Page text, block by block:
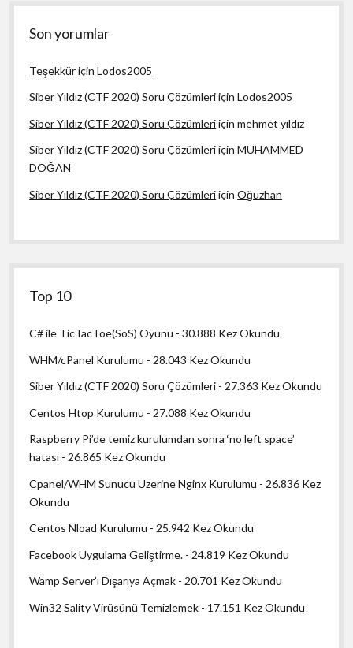
Son yorumlar
TeşekküriçinLodos2005
Siber Yıldız (CTF 2020) Soru ÇözümleriiçinLodos2005
Siber Yıldız (CTF 2020) Soru Çözümleriiçinmehmet yıldız
Siber Yıldız (CTF 2020) Soru ÇözümleriiçinMUHAMMED
DOĞAN
Siber Yıldız (CTF 2020) Soru ÇözümleriiçinOğuzhan
Top 10
C# ile TicTacToe(SoS) Oyunu - 30.888 Kez Okundu
WHM/cPanel Kurulumu - 28.043 Kez Okundu
Siber Yıldız (CTF 2020) Soru Çözümleri - 27.363 Kez Okundu
Centos Htop Kurulumu - 27.088 Kez Okundu
Raspberry Pi’de temiz kurulumdan sonra ‘no left space’
hatası - 26.865 Kez Okundu
Cpanel/WHM Sunucu Üzerine Nginx Kurulumu - 26.836 Kez
Okundu
Centos Nload Kurulumu - 25.942 Kez Okundu
Facebook Uygulama Geliştirme. - 24.819 Kez Okundu
Wamp Server’ı Dışarıya Açmak - 20.701 Kez Okundu
Win32 Sality Virüsünü Temizlemek - 17.151 Kez Okundu